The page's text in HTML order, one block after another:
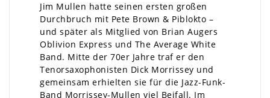
Jim Mullen hatte seinen ersten großen
Durchbruch mit Pete Brown & Piblokto –
und später als Mitglied von Brian Augers
Oblivion Express und The Average White
Band. Mitte der 70er Jahre traf er den
Tenorsaxophonisten Dick Morrissey und
gemeinsam erhielten sie für die Jazz-Funk-
Band Morrissey-Mullen viel Beifall. Im